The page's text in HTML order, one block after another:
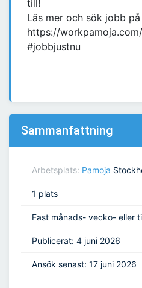
till!
Läs mer och sök jobb på
https://
#jobbjustnu
Sammanfattning
Arbetsplats: Pamoja
1 plats
Fast månads- vecko- eller
Publicerat: 4 juni 2026
Ansök senast: 17 juni 2026